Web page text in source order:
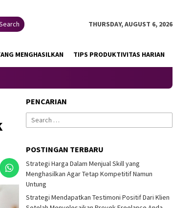
THURSDAY, AUGUST 6, 2026
MENGHASILKAN TIPS PRODUKTIVITAS HARIAN
PENCARIAN
Search
for:
POSTINGAN TERBARU
Strategi Harga Dalam Menjual Skill yang
Menghasilkan Agar Tetap Kompetitif Namun
Untung
Strategi Mendapatkan Testimoni Positif Dari Klien